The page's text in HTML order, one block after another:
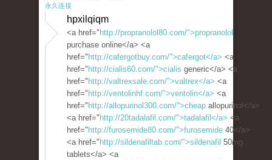
永久连接
hpxilqiqm
<a href=" http://propranolol80.com/">propranolol
purchase online</a> <a
href=" http://cafergotbuy.com/">cafergot</a> <a
href=" http://cialis60.com/">cialis generic</a> <a
href=" http://valtrexsale.com/">valtrex</a> <a
href=" http://ventolinhf.com/">ventolin</a> <a
href=" http://allopurinol300.com/">cheap allopurinol</a>
<a href=" http://20tadalafil.com/">tadalafil</a> <a
href=" http://furosemide80.com/">furosemide 40</a>
<a href=" http://sildenafiltab.com/">sildenafil 50mg
tablets</a> <a